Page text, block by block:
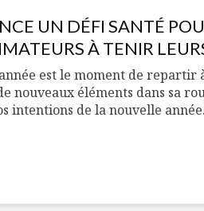
UN DÉFI SANTÉ
À TENIR
est le moment de repartir
nouveaux éléments dans sa
intentions de la nouvelle